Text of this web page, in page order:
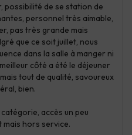
possibilité de se station de
personnel très aimable,
pas très grande mais
que ce soit juillet, nous
dans la salle à manger ni
côté a été le déjeuner
tout de qualité, savoureux
bien.
accès un peu
hors service.